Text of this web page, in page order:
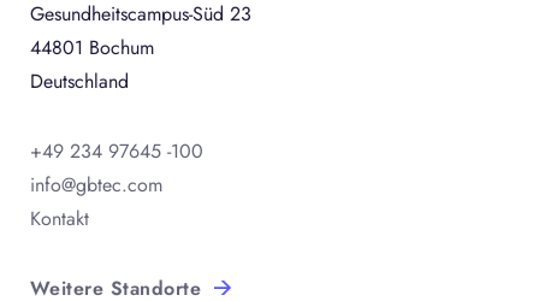
Gesundheitscampus-Süd 23
44801 Bochum
Deutschland
+49 234 97645 -100
info@gbtec.com
Kontakt
Weitere Standorte